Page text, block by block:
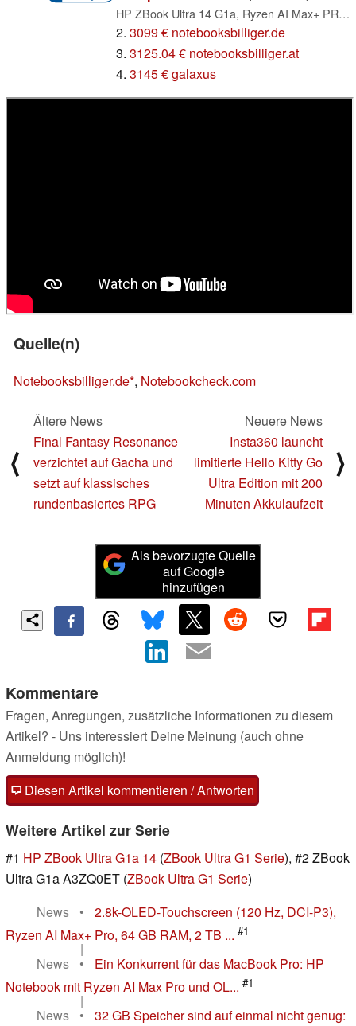
HP ZBook Ultra 14 G1a, Ryzen AI Max+ PRO 395, 64GB RAM, 1TB SSD, DE (B30FDES#ABD)
2. 3099 € notebooksbilliger.de
3. 3125.04 € notebooksbilliger.at
4. 3145 € galaxus
Quelle(n)
Notebooksbilliger.de , Notebookcheck.com
⟨
Ältere News
Final Fantasy Resonance
verzichtet auf Gacha und
setzt auf klassisches
rundenbasiertes RPG
Neuere News
Insta360 launcht
limitierte Hello Kitty Go
Ultra Edition mit 200
Minuten Akkulaufzeit
⟩
Als bevorzugte Quelle
auf Google
hinzufügen
Kommentare
Fragen, Anregungen, zusätzliche Informationen zu diesem
Artikel? - Uns interessiert Deine Meinung (auch ohne
Anmeldung möglich)!
Diesen Artikel kommentieren / Antworten
Weitere Artikel zur Serie
#1 HP ZBook Ultra G1a 14 (ZBook Ultra G1 Serie), #2 ZBook
Ultra G1a A3ZQ0ET (ZBook Ultra G1 Serie)
News
•
2.8k-OLED-Touchscreen (120 Hz, DCI-P3),
Ryzen AI Max+ Pro, 64 GB RAM, 2 TB ... #1
|
News
•
Ein Konkurrent für das MacBook Pro: HP
Notebook mit Ryzen AI Max Pro und OL... #1
|
News
•
32 GB Speicher sind auf einmal nicht genug: